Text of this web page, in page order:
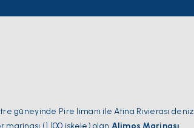
güneyinde Pire limanı ile Atina Rivierası deniz
(1.100 iskele) olan Alimos Marinası